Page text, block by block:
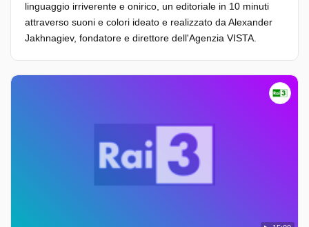
linguaggio irriverente e onirico, un editoriale in 10 minuti
attraverso suoni e colori ideato e realizzato da Alexander
Jakhnagiev, fondatore e direttore dell'Agenzia VISTA.